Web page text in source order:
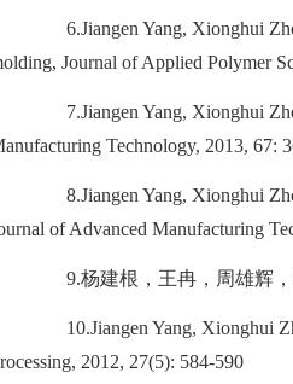
6.Jiangen Yang, Xionghui
Journal of Applied Polymer
7.Jiangen Yang, Xionghui
Technology, 2013, 67:
8.Jiangen Yang, Xionghui
of Advanced Manufacturing
9.杨建根，王冉，周雄辉
10.Jiangen Yang, Xionghui
2012, 27(5): 584-590